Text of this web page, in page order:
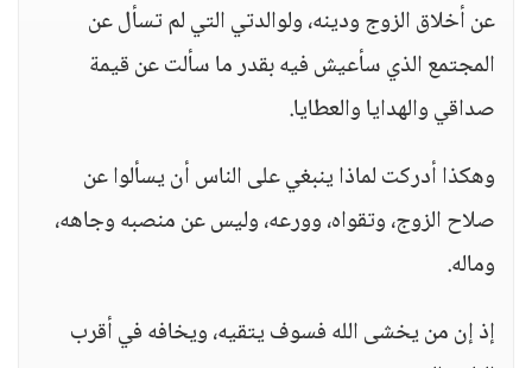
عن أخلاق الزوج ودينه، ولوالدتي التي لم تسأل عن
المجتمع الذي سأعيش فيه بقدر ما سألت عن قيمة
صداقي والهدايا والعطايا.
وهكذا أدركت لماذا ينبغي على الناس أن يسألوا عن
صلاح الزوج، وتقواه، وورعه، وليس عن منصبه وجاهه،
وماله.
إذ إن من يخشى الله فسوف يتقيه، ويخافه في أقرب